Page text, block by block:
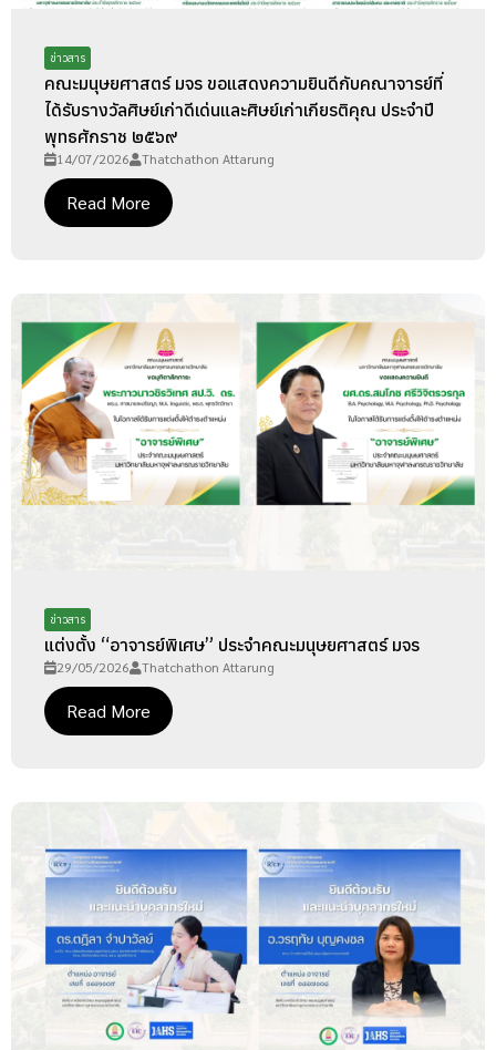
ข่าวสาร
คณะมนุษยศาสตร์ มจร ขอแสดงความยินดีกับคณาจารย์ที่
ได้รับรางวัลศิษย์เก่าดีเด่นและศิษย์เก่าเกียรติคุณ ประจำปี
พุทธศักราช ๒๕๖๙
14/07/2026 Thatchathon Attarung
Read More
ข่าวสาร
แต่งตั้ง “อาจารย์พิเศษ” ประจำคณะมนุษยศาสตร์ มจร
29/05/2026 Thatchathon Attarung
Read More